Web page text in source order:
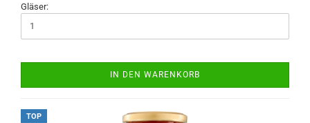
Gläser:
IN DEN WARENKORB
TOP